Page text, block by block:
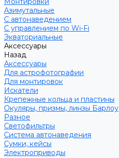
Азимутальные
С автонаведением
С управлением по Wi-Fi
Экваториальные
Аксессуары
Назад
Аксессуары
Для астрофотографии
Для монтировок
Искатели
Крепежные кольца и пластины
Окуляры, призмы, линзы Барлоу
Разное
Светофильтры
Система автонаведения
Сумки, кейсы
Электроприводы